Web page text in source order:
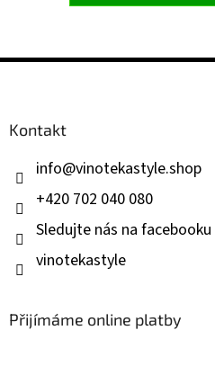
Z
Kontakt
info@vinotekastyle.shop
+420 702 040 080
Sledujte nás na facebooku
vinotekastyle
Přijímáme online platby